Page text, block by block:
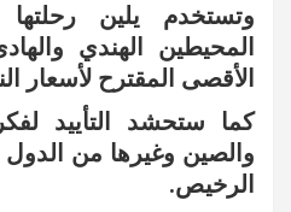
وتستخدم يلين
المحيطين الهندي
الأقصى المقترح لأسعار
كما ستحشد التأييد
والصين وغيرها من
الرخيص.